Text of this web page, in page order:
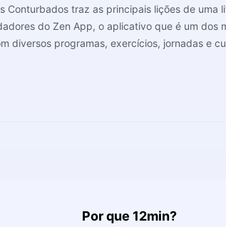
Conturbados traz as principais lições de
do Zen App, o aplicativo que é um dos
diversos programas, exercícios, jornadas e
Por que 12min?